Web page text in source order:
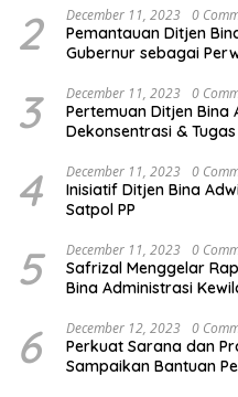
2 December 11, 2023 0
Pemantauan Ditjen
Gubernur sebagai
3 December 11, 2023 0
Pertemuan Ditjen Bina
Dekonsentrasi &
4 December 11, 2023 0
Inisiatif Ditjen Bina
Satpol PP
5 December 11, 2023 0
Safrizal Menggelar
Bina Administrasi
6 December 12, 2023 0
Perkuat Sarana dan
Sampaikan Bantuan